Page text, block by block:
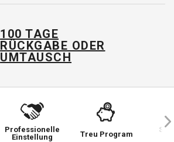
100 TAGE
RÜCKGABE ODER
UMTAUSCH
Professionelle
Einstellung
Treu Program
Sie